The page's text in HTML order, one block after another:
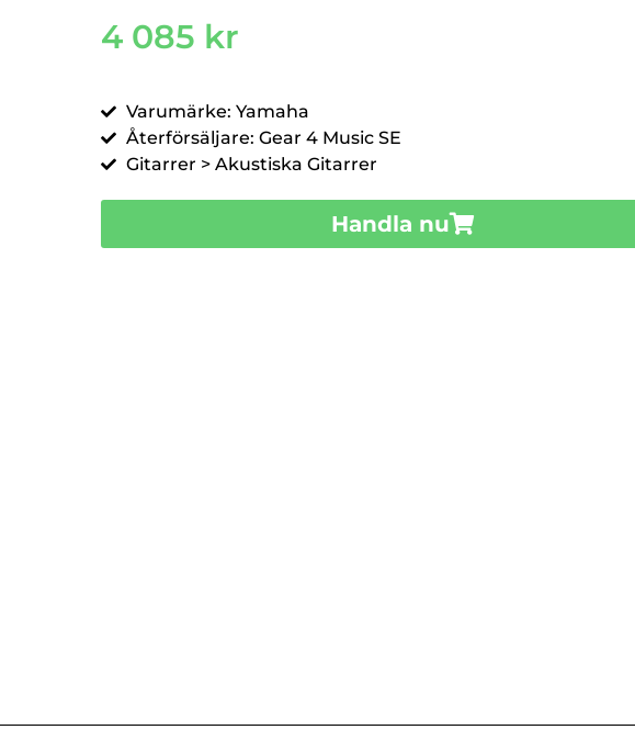
4 085 kr
Varumärke: Yamaha
Återförsäljare: Gear 4 Music SE
Gitarrer > Akustiska Gitarrer
Handla nu